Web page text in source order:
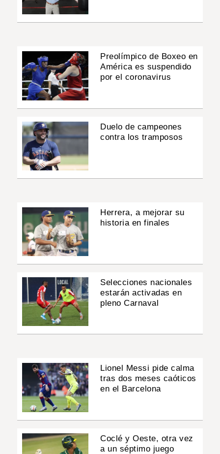
Preolímpico de Boxeo en
América es suspendido
por el coronavirus
Duelo de campeones
contra los tramposos
Herrera, a mejorar su
historia en finales
Selecciones nacionales
estarán activadas en
pleno Carnaval
Lionel Messi pide calma
tras dos meses caóticos
en el Barcelona
Coclé y Oeste, otra vez
a un séptimo juego